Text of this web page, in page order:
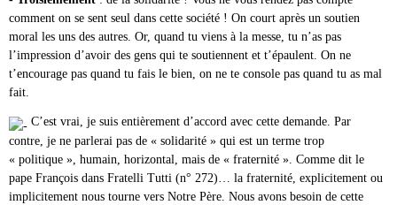
comment on se sent seul dans cette société ! On court après un soutien
moral les uns des autres. Or, quand tu viens à la messe, tu n’as pas
l’impression d’avoir des gens qui te soutiennent et t’épaulent. On ne
t’encourage pas quand tu fais le bien, on ne te console pas quand tu as mal
fait.
C’est vrai, je suis entièrement d’accord avec cette demande. Par
contre, je ne parlerai pas de « solidarité » qui est un terme trop
« politique », humain, horizontal, mais de « fraternité ». Comme dit le
pape François dans Fratelli Tutti (n° 272)… la fraternité, explicitement ou
implicitement nous tourne vers Notre Père. Nous avons besoin de cette